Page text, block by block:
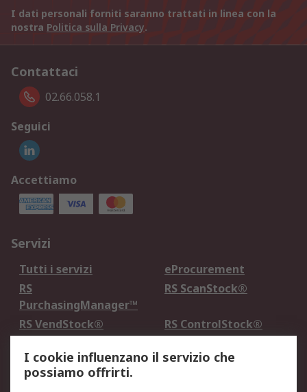
I dati personali forniti saranno trattati in linea con la
nostra Politica sulla Privacy.
Contattaci
02.66.058.1
Seguici
Accettiamo
Servizi
Tutti i servizi
eProcurement
RS
PurchasingManager™
RS ScanStock®
RS VendStock®
RS ControlStock®
Legale
I cookie influenzano il servizio che
possiamo offrirti.